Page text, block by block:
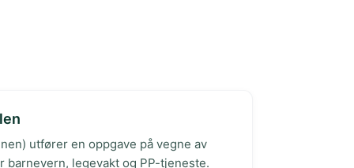
utfører en oppgave på vegne av
barnevern, legevakt og PP-tjeneste.